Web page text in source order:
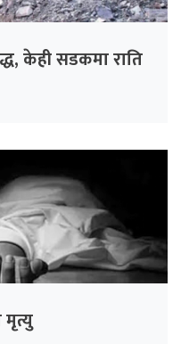
केही सडकमा राति
मृत्यु